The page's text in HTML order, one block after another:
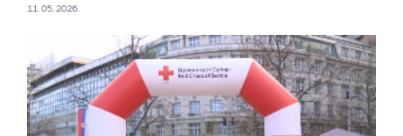
11. 05. 2026.